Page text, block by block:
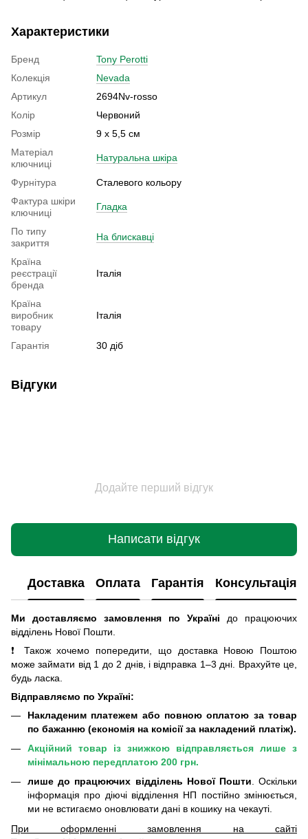
Характеристики
Бренд
Tony Perotti
Колекція
Nevada
Артикул
2694Nv-rosso
Колір
Червоний
Розмір
9 х 5,5 см
Матеріал
ключниці
Натуральна шкіра
Фурнітура
Сталевого кольору
Фактура шкіри
ключниці
Гладка
По типу
закриття
На блискавці
Країна
реєстрації
бренда
Італія
Країна
виробник
товару
Італія
Гарантія 30 діб
Відгуки
Додайте перший відгук
Написати відгук
Доставка Оплата Гарантія Консультація
Ми доставляємо замовлення по Україні
до працюючих
відділень Нової Пошти
❗ Також хочемо попередити, що доставка Новою Поштою
може займати від 1 до 2 днів, і відправка 1–3 дні. Врахуйте це,
будь ласка.
Відправляємо по Україні:
Накладеним платежем або повною оплатою за товар
по бажанню (економія на комісії за накладений платіж).
Акційний товар із знижкою відправляється лише з
мінімальною передплатою 200 грн.
лише до працюючих відділень Нової Пошти. Оскільки
інформація про діючі відділення НП постійно змінюється,
ми не встигаємо оновлювати дані в кошику на чекауті.
При оформленні замовлення на сайті